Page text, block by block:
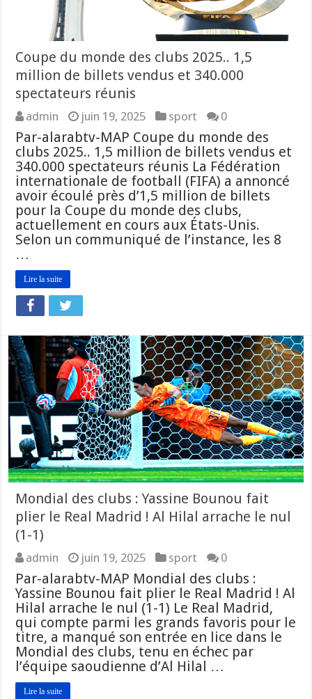
Coupe du monde des clubs 2025.. 1,5
million de billets vendus et 340.000
spectateurs réunis
admin juin 19, 2025 sport 0
Par-alarabtv-MAP Coupe du monde des
clubs 2025.. 1,5 million de billets vendus et
340.000 spectateurs réunis La Fédération
internationale de football (FIFA) a annoncé
avoir écoulé près d’1,5 million de billets
pour la Coupe du monde des clubs,
actuellement en cours aux États-Unis.
Selon un communiqué de l’instance, les 8
…
Lire la suite
Mondial des clubs : Yassine Bounou fait
plier le Real Madrid ! Al Hilal arrache le nul
(1-1)
admin juin 19, 2025 sport 0
Par-alarabtv-MAP Mondial des clubs :
Yassine Bounou fait plier le Real Madrid ! Al
Hilal arrache le nul (1-1) Le Real Madrid,
qui compte parmi les grands favoris pour le
titre, a manqué son entrée en lice dans le
Mondial des clubs, tenu en échec par
l’équipe saoudienne d’Al Hilal …
Lire la suite